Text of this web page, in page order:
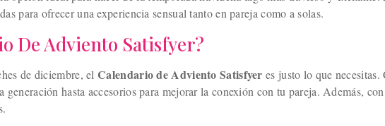
para ofrecer una experiencia sensual tanto en pareja como a solas.
De Adviento Satisfyer?
de diciembre, elCalendario de Adviento Satisfyer es justo lo que necesitas.
hasta accesorios para mejorar la conexión con tu pareja. Además,